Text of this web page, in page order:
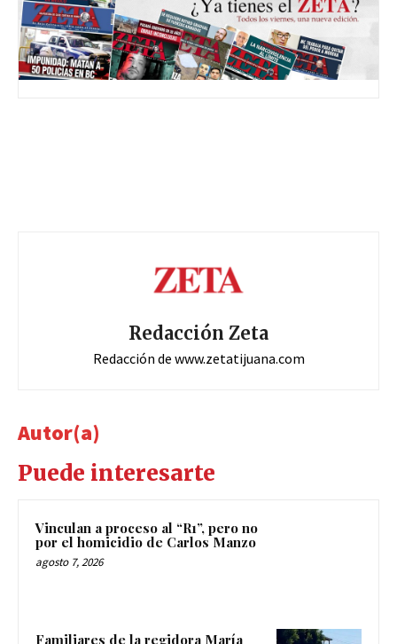
Redacción Zeta
Redacción de www.zetatijuana.com
Autor(a)
Puede interesarte
Vinculan a proceso al “R1”, pero no
por el homicidio de Carlos Manzo
agosto 7, 2026
Familiares de la regidora María